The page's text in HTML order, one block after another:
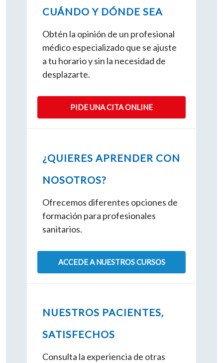
CUÁNDO Y DÓNDE SEA
Obtén la opinión de un profesional
médico especializado que se ajuste
a tu horario y sin la necesidad de
desplazarte.
PIDE UNA CITA ONLINE
¿QUIERES APRENDER CON
NOSOTROS?
Ofrecemos diferentes opciones de
formación para profesionales
sanitarios.
ACCEDE A NUESTROS CURSOS
NUESTROS PACIENTES,
SATISFECHOS
Consulta la experiencia de otras